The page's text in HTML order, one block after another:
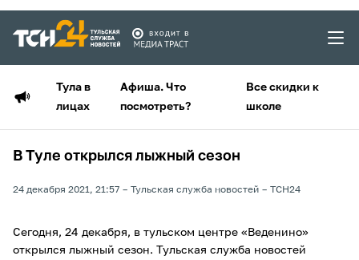
Тула в
лицах
Афиша. Что
посмотреть?
Все скидки к
школе
В Туле открылся лыжный сезон
24 декабря 2021, 21:57 Тульская служба новостей ТСН24
Сегодня, 24 декабря, в тульском центре «Веденино»
открылся лыжный сезон. Тульская служба новостей